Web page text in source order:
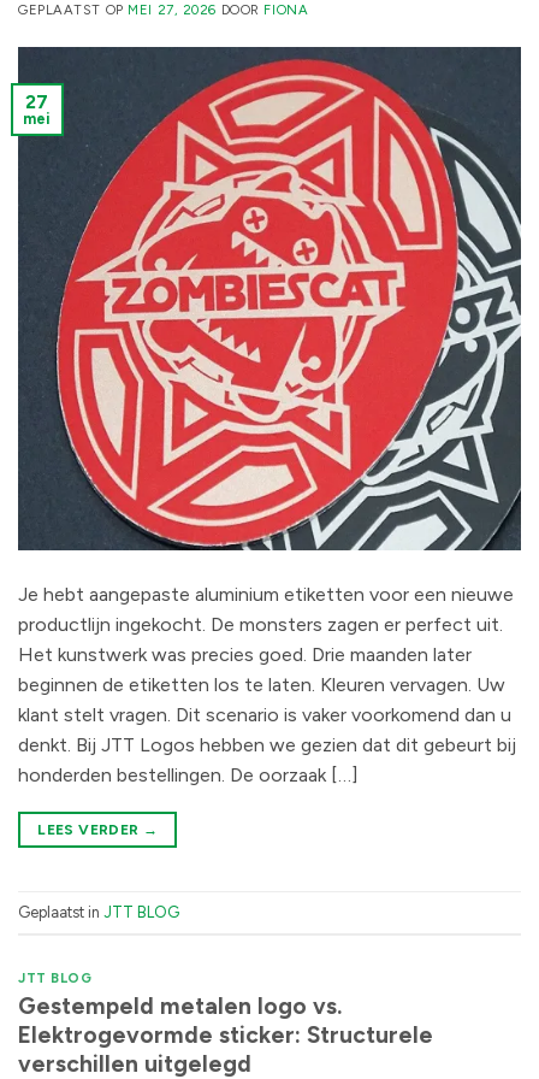
GEPLAATST OP MEI 27, 2026 DOOR FIONA
27
mei
Je hebt aangepaste aluminium etiketten voor een nieuwe
productlijn ingekocht. De monsters zagen er perfect uit.
Het kunstwerk was precies goed. Drie maanden later
beginnen de etiketten los te laten. Kleuren vervagen. Uw
klant stelt vragen. Dit scenario is vaker voorkomend dan u
denkt. Bij JTT Logos hebben we gezien dat dit gebeurt bij
honderden bestellingen. De oorzaak […]
LEES VERDER →
Geplaatst in JTT BLOG
JTT BLOG
Gestempeld metalen logo vs.
Elektrogevormde sticker: Structurele
verschillen uitgelegd